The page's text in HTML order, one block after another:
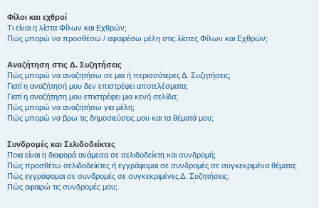
Φίλοι και εχθροί
Τι είναι η λίστα Φίλων και Εχθρών;
Πώς μπορώ να προσθέσω / αφαιρέσω μέλη στις λίστες Φίλων και Εχθρών;
Αναζήτηση στις Δ. Συζητήσεις
Πώς μπορώ να αναζητήσω σε μια ή περισσότερες Δ. Συζητήσεις;
Γιατί η αναζήτησή μου δεν επιστρέφει αποτελέσματα;
Γιατί η αναζήτηση μου επιστρέφει μια κενή σελίδα;
Πώς μπορώ να αναζητήσω για μέλη;
Πώς μπορώ να βρω τις δημοσιεύσεις μου και τα θέματά μου;
Συνδρομές και Σελιδοδείκτες
Ποια είναι η διαφορά ανάμεσα σε σελιδοδείκτη και συνδρομή;
Πώς προσθέτω σελιδοδείκτες ή εγγράφομαι σε συνδρομές σε συγκεκριμένα θέματα;
Πώς εγγράφομαι σε συνδρομές σε συγκεκριμένες Δ. Συζητήσεις;
Πώς αφαιρώ τις συνδρομές μου;